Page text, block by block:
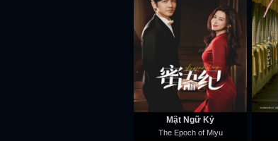
Mật Ngữ Kỷ
The Epoch of Miyu